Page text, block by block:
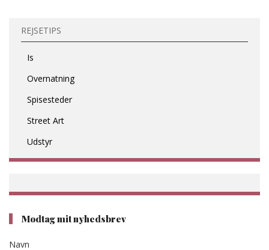
REJSETIPS
Is
Overnatning
Spisesteder
Street Art
Udstyr
Modtag mit nyhedsbrev